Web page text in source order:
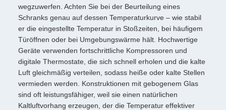
wegzuwerfen. Achten Sie bei der Beurteilung eines
Schranks genau auf dessen Temperaturkurve – wie stabil
er die eingestellte Temperatur in Stoßzeiten, bei häufigem
Türöffnen oder bei Umgebungswärme hält. Hochwertige
Geräte verwenden fortschrittliche Kompressoren und
digitale Thermostate, die sich schnell erholen und die kalte
Luft gleichmäßig verteilen, sodass heiße oder kalte Stellen
vermieden werden. Konstruktionen mit gebogenem Glas
sind oft leistungsfähiger, weil sie einen natürlichen
Kaltluftvorhang erzeugen, der die Temperatur effektiver